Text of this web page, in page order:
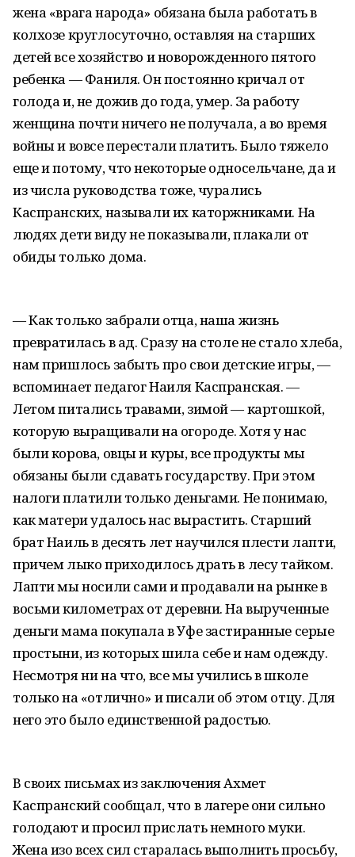
жена «врага народа» обязана была работать в
колхозе круглосуточно, оставляя на старших
детей все хозяйство и новорожденного пятого
ребенка — Фаниля. Он постоянно кричал от
голода и, не дожив до года, умер. За работу
женщина почти ничего не получала, а во время
войны и вовсе перестали платить. Было тяжело
еще и потому, что некоторые односельчане, да и
из числа руководства тоже, чурались
Каспранских, называли их каторжниками. На
людях дети виду не показывали, плакали от
обиды только дома.
— Как только забрали отца, наша жизнь
превратилась в ад. Сразу на столе не стало хлеба,
нам пришлось забыть про свои детские игры, —
вспоминает педагог Наиля Каспранская. —
Летом питались травами, зимой — картошкой,
которую выращивали на огороде. Хотя у нас
были корова, овцы и куры, все продукты мы
обязаны были сдавать государству. При этом
налоги платили только деньгами. Не понимаю,
как матери удалось нас вырастить. Старший
брат Наиль в десять лет научился плести лапти,
причем лыко приходилось драть в лесу тайком.
Лапти мы носили сами и продавали на рынке в
восьми километрах от деревни. На вырученные
деньги мама покупала в Уфе застиранные серые
простыни, из которых шила себе и нам одежду.
Несмотря ни на что, все мы учились в школе
только на «отлично» и писали об этом отцу. Для
него это было единственной радостью.
В своих письмах из заключения Ахмет
Каспранский сообщал, что в лагере они сильно
голодают и просил прислать немного муки.
Жена изо всех сил старалась выполнить просьбу,